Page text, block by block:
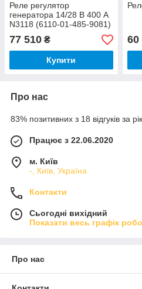
Реле регулятор
генератора 14/28 В 400 А
N3118 (6110-01-485-9081)
77 510 ₴
Купити
60
Про нас
83% позитивних з 18 відгуків за рік
Працює з 22.06.2020
м. Київ
-, Київ, Україна
Контакти
Сьогодні вихідний
Показати весь графік
Про нас